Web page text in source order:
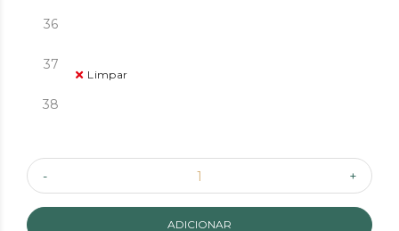
36
37
38
Limpar
ADICIONAR